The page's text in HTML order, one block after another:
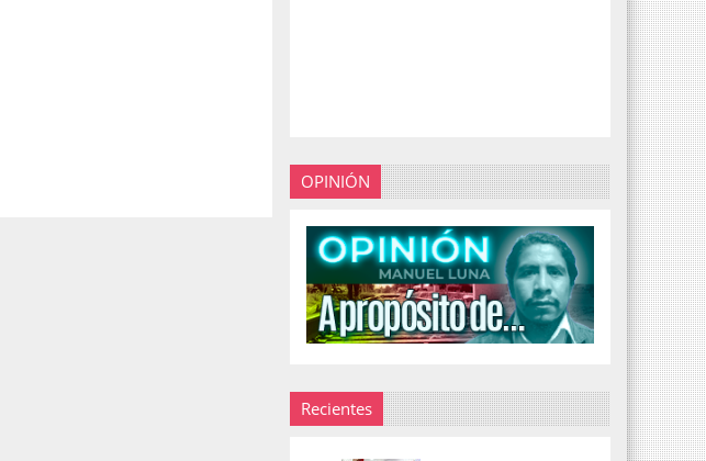
OPINIÓN
Recientes